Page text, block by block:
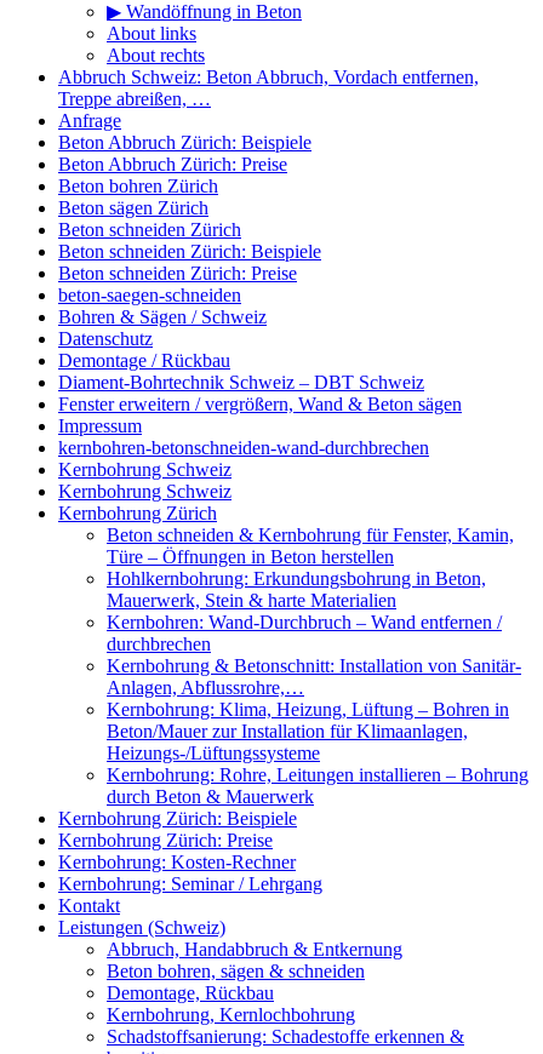
▶ Wandöffnung in Beton
About links
About rechts
Abbruch Schweiz: Beton Abbruch, Vordach entfernen,
Treppe abreißen, …
Anfrage
Beton Abbruch Zürich: Beispiele
Beton Abbruch Zürich: Preise
Beton bohren Zürich
Beton sägen Zürich
Beton schneiden Zürich
Beton schneiden Zürich: Beispiele
Beton schneiden Zürich: Preise
beton-saegen-schneiden
Bohren & Sägen / Schweiz
Datenschutz
Demontage / Rückbau
Diament-Bohrtechnik Schweiz – DBT Schweiz
Fenster erweitern / vergrößern, Wand & Beton sägen
Impressum
kernbohren-betonschneiden-wand-durchbrechen
Kernbohrung Schweiz
Kernbohrung Schweiz
Kernbohrung Zürich
Beton schneiden & Kernbohrung für Fenster, Kamin,
Türe – Öffnungen in Beton herstellen
Hohlkernbohrung: Erkundungsbohrung in Beton,
Mauerwerk, Stein & harte Materialien
Kernbohren: Wand-Durchbruch – Wand entfernen /
durchbrechen
Kernbohrung & Betonschnitt: Installation von Sanitär-
Anlagen, Abflussrohre,…
Kernbohrung: Klima, Heizung, Lüftung – Bohren in
Beton/Mauer zur Installation für Klimaanlagen,
Heizungs-/Lüftungssysteme
Kernbohrung: Rohre, Leitungen installieren – Bohrung
durch Beton & Mauerwerk
Kernbohrung Zürich: Beispiele
Kernbohrung Zürich: Preise
Kernbohrung: Kosten-Rechner
Kernbohrung: Seminar / Lehrgang
Kontakt
Leistungen (Schweiz)
Abbruch, Handabbruch & Entkernung
Beton bohren, sägen & schneiden
Demontage, Rückbau
Kernbohrung, Kernlochbohrung
Schadstoffsanierung: Schadestoffe erkennen &